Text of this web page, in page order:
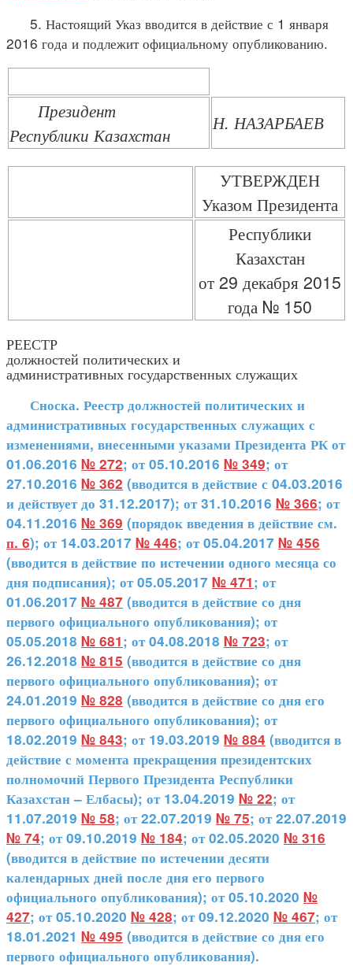
5. Настоящий Указ вводится в действие с 1 января
2016 года и подлежит официальному опубликованию.
Президент
Республики Казахстан
Н. НАЗАРБАЕВ
УТВЕРЖДЕН
Указом Президента
Республики
Казахстан
от 29 декабря 2015
года № 150
РЕЕСТР
должностей политических и
административных государственных служащих
Сноска. Реестр должностей политических и
административных государственных служащих с
изменениями, внесенными указами Президента РК от
01.06.2016 № 272; от 05.10.2016 № 349; от
27.10.2016 № 362 (вводится в действие с 04.03.2016
и действует до 31.12.2017); от 31.10.2016 № 366; от
04.11.2016 № 369 (порядок введения в действие см.
п. 6); от 14.03.2017 № 446; от 05.04.2017 № 456
(вводится в действие по истечении одного месяца со
дня подписания); от 05.05.2017 № 471; от
01.06.2017 № 487 (вводится в действие со дня
первого официального опубликования); от
05.05.2018 № 681; от 04.08.2018 № 723; от
26.12.2018 № 815 (вводится в действие со дня
первого официального опубликования); от
24.01.2019 № 828 (вводится в действие со дня его
первого официального опубликования); от
18.02.2019 № 843; от 19.03.2019 № 884 (вводится в
действие с момента прекращения президентских
полномочий Первого Президента Республики
Казахстан – Елбасы); от 13.04.2019 № 22; от
11.07.2019 № 58; от 22.07.2019 № 75; от 22.07.2019
№ 74; от 09.10.2019 № 184; от 02.05.2020 № 316
(вводится в действие по истечении десяти
календарных дней после дня его первого
официального опубликования); от 05.10.2020 №
427; от 05.10.2020 № 428; от 09.12.2020 № 467; от
18.01.2021 № 495 (вводится в действие со дня его
первого официального опубликования).